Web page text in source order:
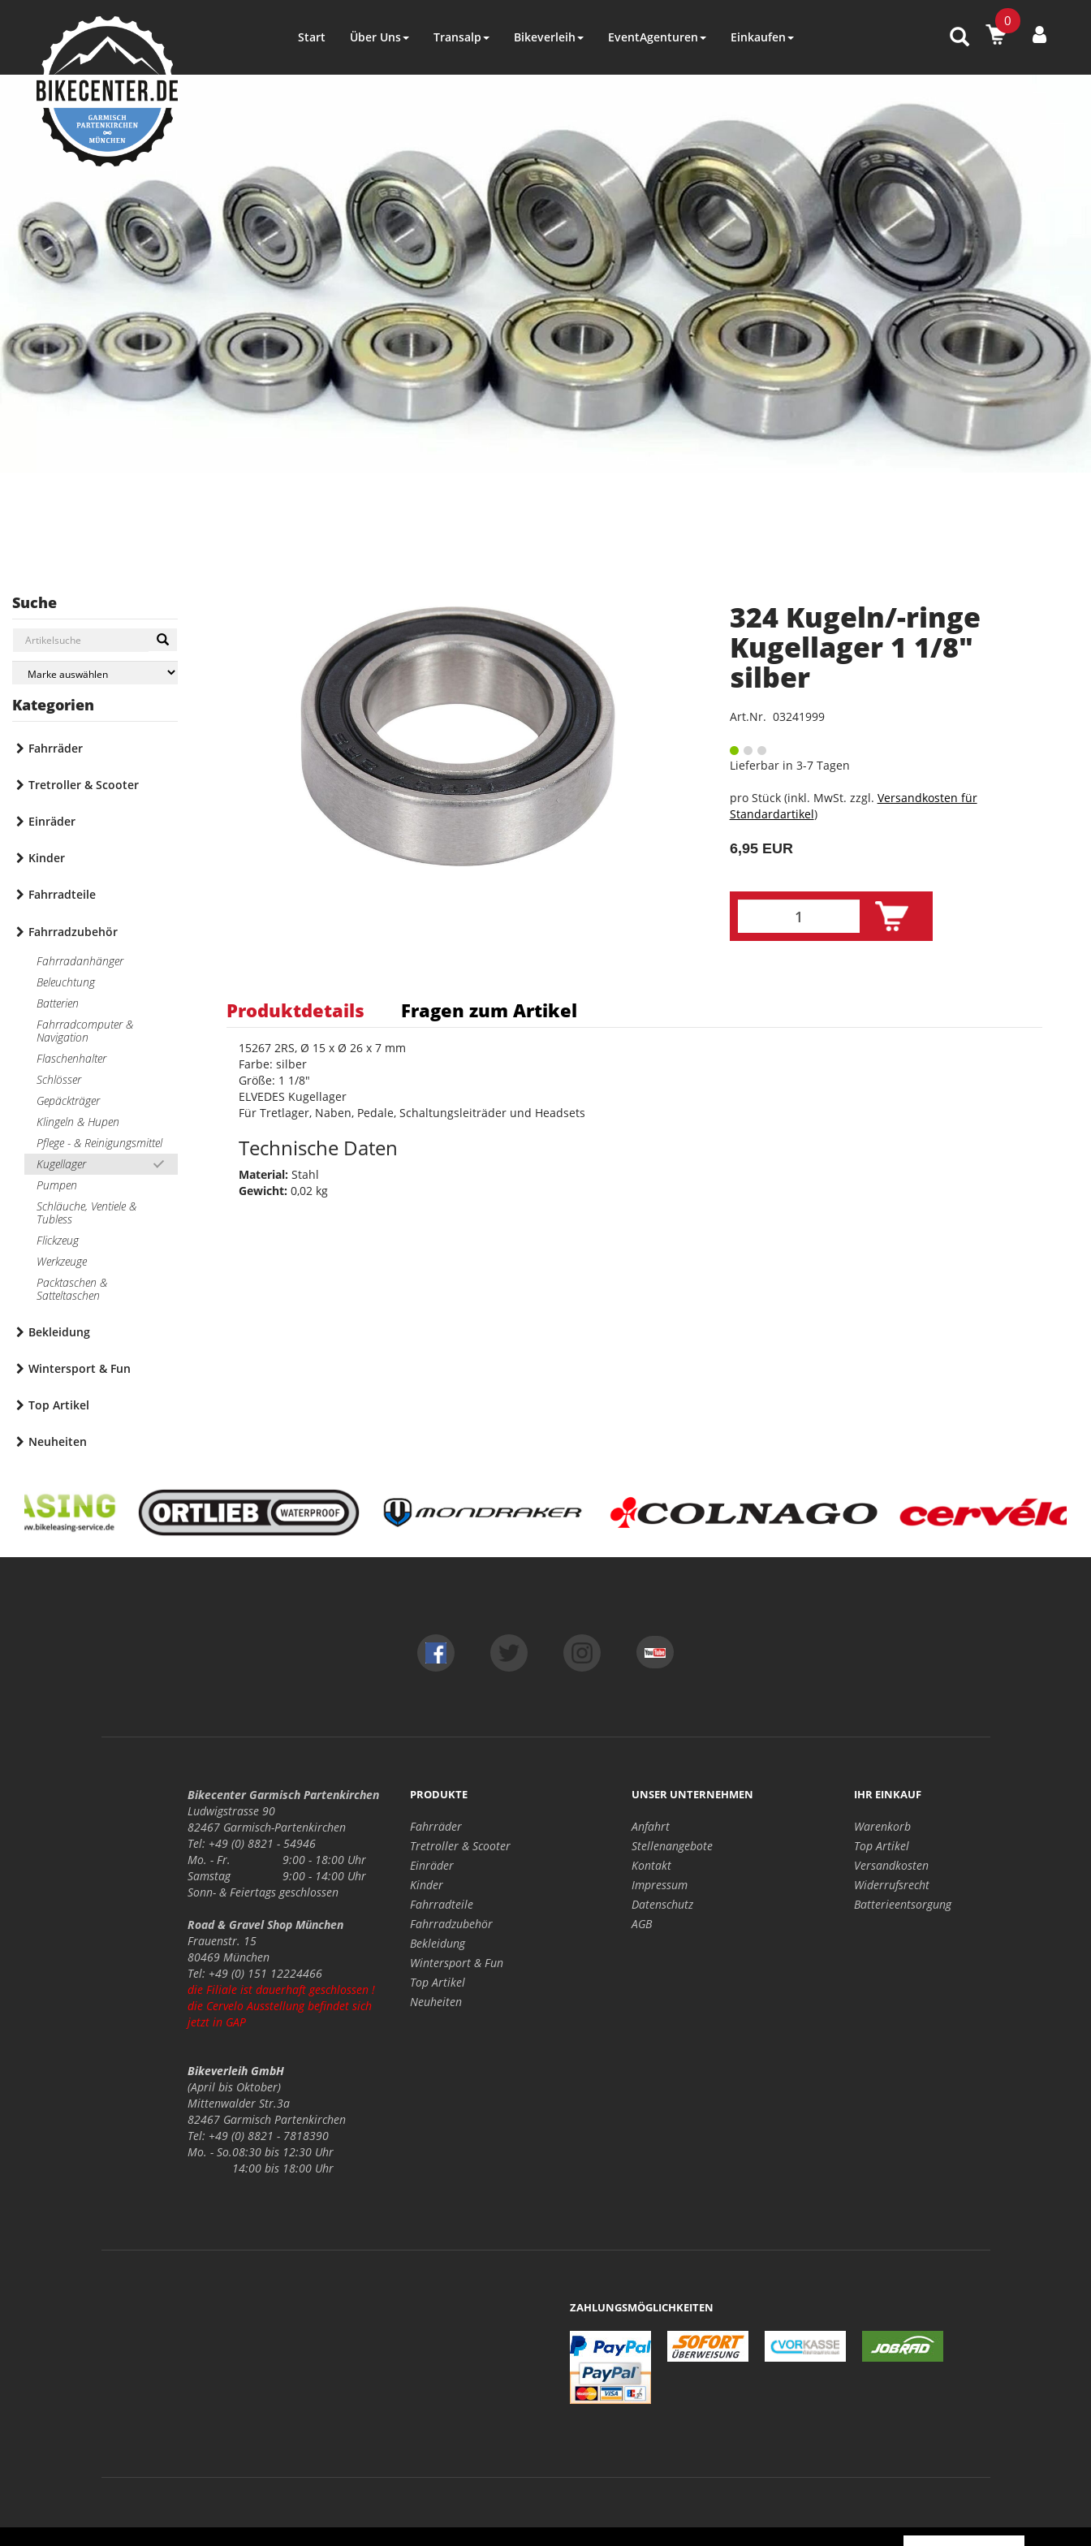
0
Start Über Uns Transalp Bikeverleih EventAgenturen Einkaufen
Suche
Kategorien
Fahrräder
Tretroller & Scooter
Einräder
Kinder
Fahrradteile
Fahrradzubehör
Fahrradanhänger
Beleuchtung
Batterien
Fahrradcomputer &
Navigation
Flaschenhalter
Schlösser
Gepäckträger
Klingeln & Hupen
Pflege - & Reinigungsmittel
Kugellager
Pumpen
Schläuche, Ventiele &
Tubless
Flickzeug
Werkzeuge
Packtaschen &
Satteltaschen
Bekleidung
Wintersport & Fun
Top Artikel
Neuheiten
324 Kugeln/-ringe
Kugellager 1 1/8"
silber
Art.Nr. 03241999
Lieferbar in 3-7 Tagen
pro Stück (inkl. MwSt. zzgl. Versandkosten für
Standardartikel)
6,95 EUR
Produktdetails Fragen zum Artikel
15267 2RS, Ø 15 x Ø 26 x 7 mm
Farbe: silber
Größe: 1 1/8"
ELVEDES Kugellager
Für Tretlager, Naben, Pedale, Schaltungsleiträder und Headsets
Technische Daten
Material: Stahl
Gewicht: 0,02 kg
Bikecenter Garmisch Partenkirchen
Ludwigstrasse 90
82467 Garmisch-Partenkirchen
Tel: +49 (0) 8821 - 54946
Mo. - Fr.
9:00 - 18:00 Uhr
Samstag
9:00 - 14:00 Uhr
Sonn- & Feiertagsgeschlossen
Road & Gravel Shop München
Frauenstr. 15
80469 München
Tel: +49 (0) 151 12224466
die Filiale ist dauerhaft geschlossen !
die Cervelo Ausstellung befindet sich
jetzt in GAP
Bikeverleih GmbH
(April bis Oktober)
Mittenwalder Str.3a
82467 Garmisch Partenkirchen
Tel: +49 (0) 8821 - 7818390
Mo. - So.08:30 bis 12:30 Uhr
14:00 bis 18:00 Uhr
PRODUKTE
Fahrräder
Tretroller & Scooter
Einräder
Kinder
Fahrradteile
Fahrradzubehör
Bekleidung
Wintersport & Fun
Top Artikel
Neuheiten
UNSER UNTERNEHMEN
Anfahrt
Stellenangebote
Kontakt
Impressum
Datenschutz
AGB
IHR EINKAUF
Warenkorb
Top Artikel
Versandkosten
Widerrufsrecht
Batterieentsorgung
ZAHLUNGSMÖGLICHKEITEN